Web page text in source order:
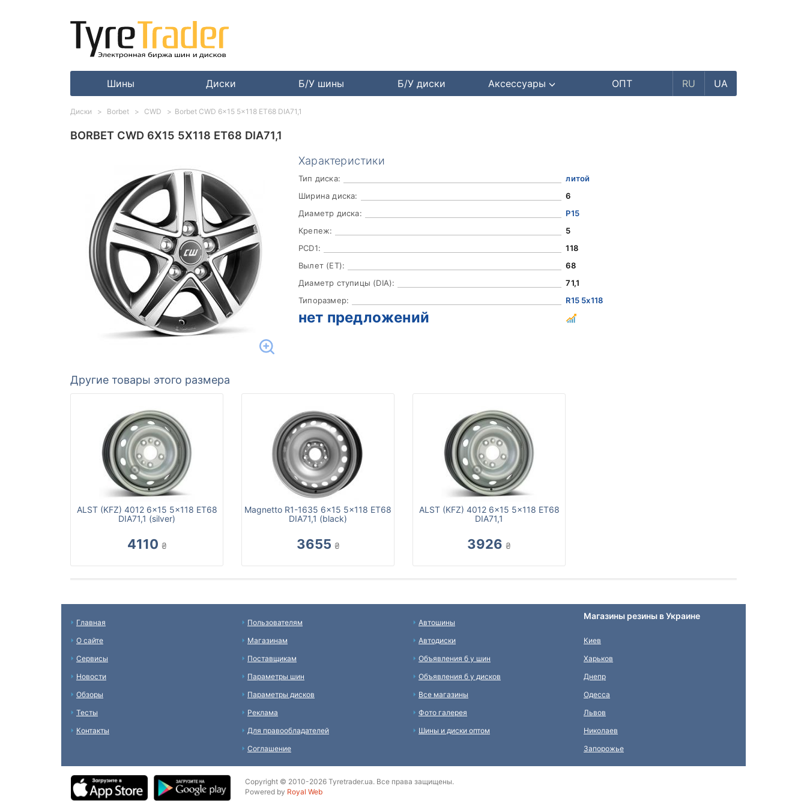
Шины Диски Б/У шины Б/У диски Аксессуары ОПТ RU UA
BORBET CWD 6X15 5X118 ET68 DIA71,1
Характеристики
Тип диска:
литой
Ширина диска:
6
Диаметр диска:
Р15
Крепеж:
5
PCD1:
118
Вылет (ET):
68
Диаметр ступицы (DIA):
71,1
Типоразмер:
R15 5x118
нет предложений
Другие товары этого размера
ALST (KFZ) 4012 6x15 5x118 ET68
DIA71,1 (silver)
4110 ₴
Magnetto R1-1635 6x15 5x118 ET68
DIA71,1 (black)
3655 ₴
ALST (KFZ) 4012 6x15 5x118 ET68
DIA71,1
3926 ₴
Диски Borbet CWD Borbet CWD 6x15 5x118 ET68 DIA71,1
Главная
О сайте
Сервисы
Новости
Обзоры
Тесты
Контакты
Пользователям
Магазинам
Поставщикам
Параметры шин
Параметры дисков
Реклама
Для правообладателей
Соглашение
Автошины
Автодиски
Объявления б у шин
Объявления б у дисков
Все магазины
Фото галерея
Шины и диски оптом
Магазины резины в Украине
Киев
Харьков
Днепр
Одесса
Львов
Николаев
Запорожье
Copyright © 2010-2026 Tyretrader.ua. Все права защищены.
Powered by Royal Web